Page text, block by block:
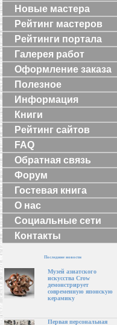
Новые мастера
Рейтинг мастеров
Рейтинги портала
Галерея работ
Оформление заказа
Полезное
Информация
Книги
Рейтинг сайтов
FAQ
Обратная связь
Форум
Гостевая книга
О нас
Социальные сети
Контакты
Последние новости
Музей азиатского
искусства Crow
демонстрирует
современную японскую
керамику
Первая персональная